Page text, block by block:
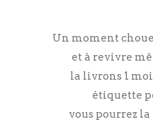
Un moment
et à revivre
la livrons 1
étiquette
vous pourrez